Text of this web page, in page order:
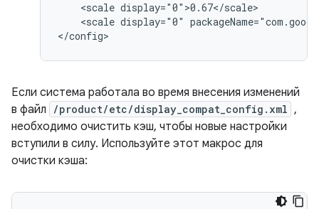
<scale
<scale display="0"
Если система работала во время внесения изменений
в файл
/product/etc/display_compat_config.xml ,
необходимо очистить кэш, чтобы новые настройки
вступили в силу. Используйте этот макрос для
очистки кэша: